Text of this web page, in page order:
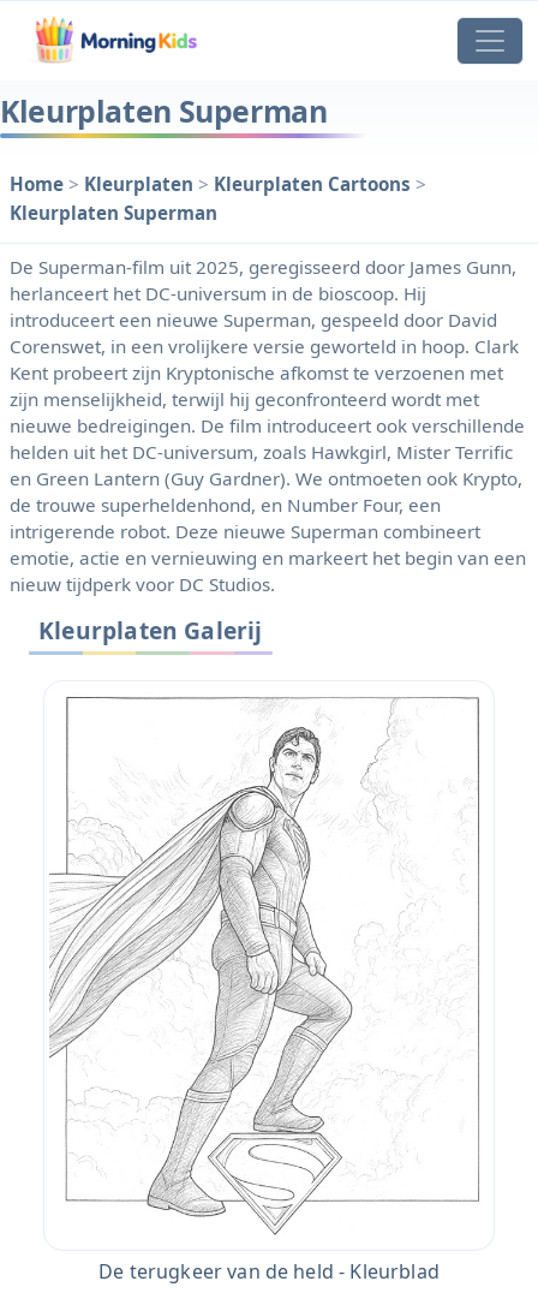
Kleurplaten Superman
Home > Kleurplaten > Kleurplaten Cartoons >
Kleurplaten Superman
De Superman-film uit 2025, geregisseerd door James Gunn,
herlanceert het DC-universum in de bioscoop. Hij
introduceert een nieuwe Superman, gespeeld door David
Corenswet, in een vrolijkere versie geworteld in hoop. Clark
Kent probeert zijn Kryptonische afkomst te verzoenen met
zijn menselijkheid, terwijl hij geconfronteerd wordt met
nieuwe bedreigingen. De film introduceert ook verschillende
helden uit het DC-universum, zoals Hawkgirl, Mister Terrific
en Green Lantern (Guy Gardner). We ontmoeten ook Krypto,
de trouwe superheldenhond, en Number Four, een
intrigerende robot. Deze nieuwe Superman combineert
emotie, actie en vernieuwing en markeert het begin van een
nieuw tijdperk voor DC Studios.
Kleurplaten Galerij
De terugkeer van de held - Kleurblad